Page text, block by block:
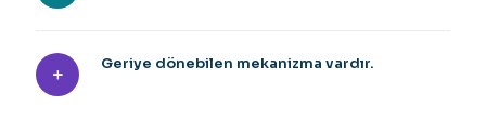
Geriye dönebilen mekanizma vardır.